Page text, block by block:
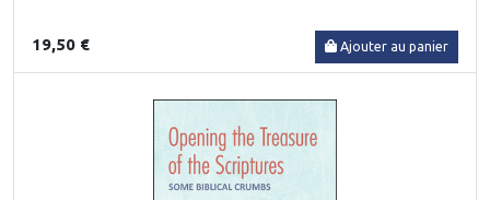
19,50 € Ajouter au panier